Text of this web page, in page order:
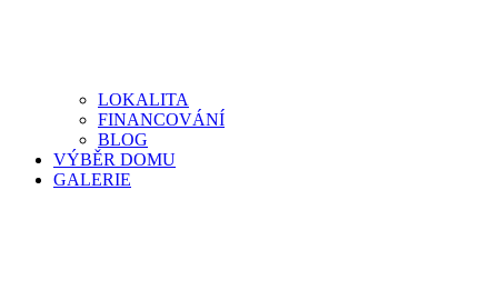
LOKALITA
FINANCOVÁNÍ
BLOG
VÝBĚR DOMU
GALERIE